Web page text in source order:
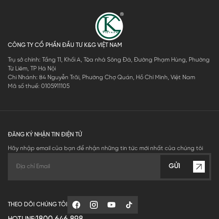
CÔNG TY CỔ PHẦN ĐẦU TƯ K&G VIỆT NAM
Trụ sở chính: Tầng 11, Khối A, Tòa nhà Sông Đà, Đường Phạm Hùng, Phường
Từ Liêm, TP Hà Nội
Chi Nhánh: 84 Nguyễn Trãi, Phường Chợ Quán, Hồ Chí Minh, Việt Nam
Mã số thuế: 0105911105
ĐĂNG KÝ NHẬN TIN ĐIỆN TỬ
Hãy nhập email của bạn để nhận những tin tức mới nhất của chúng tôi
GỬI
THEO DÕI CHÚNG TÔI